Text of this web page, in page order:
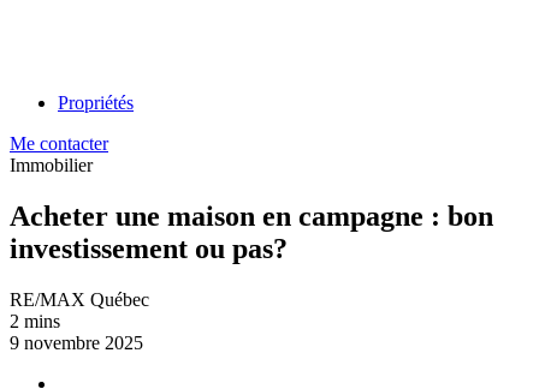
Propriétés
Me contacter
Immobilier
Acheter une maison en campagne : bon
investissement ou pas?
RE/MAX Québec
2 mins
9 novembre 2025